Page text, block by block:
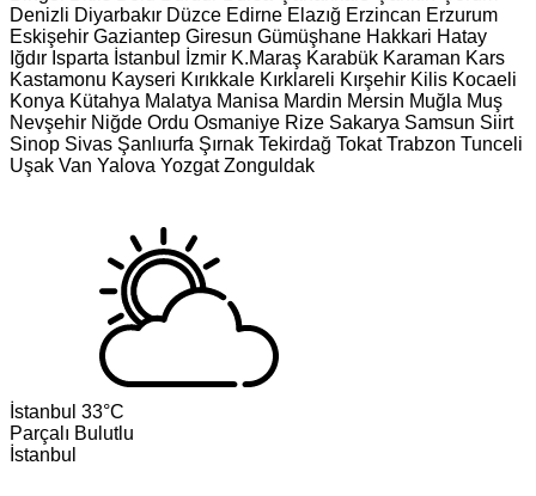
Denizli Diyarbakır Düzce Edirne Elazığ Erzincan Erzurum
Eskişehir Gaziantep Giresun Gümüşhane Hakkari Hatay
Iğdır Isparta İstanbul İzmir K.Maraş Karabük Karaman Kars
Kastamonu Kayseri Kırıkkale Kırklareli Kırşehir Kilis Kocaeli
Konya Kütahya Malatya Manisa Mardin Mersin Muğla Muş
Nevşehir Niğde Ordu Osmaniye Rize Sakarya Samsun Siirt
Sinop Sivas Şanlıurfa Şırnak Tekirdağ Tokat Trabzon Tunceli
Uşak Van Yalova Yozgat Zonguldak
İstanbul 33°C
Parçalı Bulutlu
İstanbul